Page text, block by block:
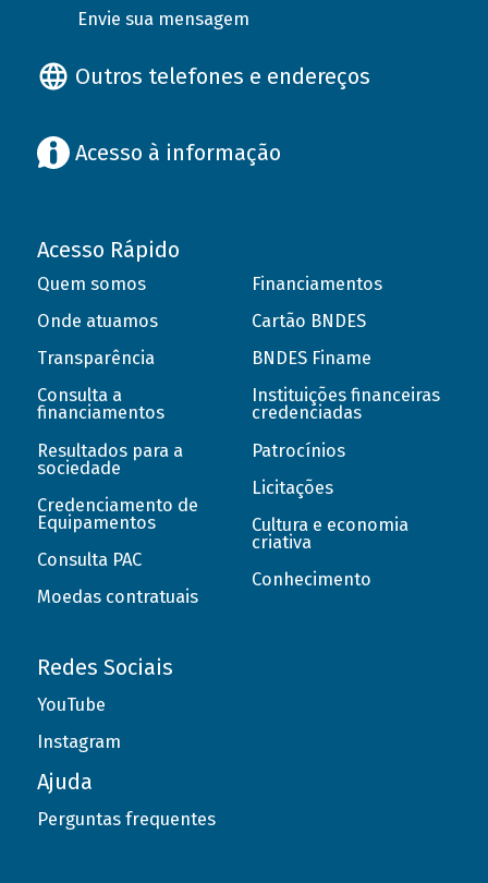
Envie sua mensagem
Outros telefones e endereços
Acesso à informação
Acesso Rápido
Quem somos
Onde atuamos
Transparência
Consulta a
financiamentos
Resultados para a
sociedade
Credenciamento de
Equipamentos
Consulta PAC
Moedas contratuais
Financiamentos
Cartão BNDES
BNDES Finame
Instituições financeiras
credenciadas
Patrocínios
Licitações
Cultura e economia
criativa
Conhecimento
Redes Sociais
YouTube
Instagram
Ajuda
Perguntas frequentes